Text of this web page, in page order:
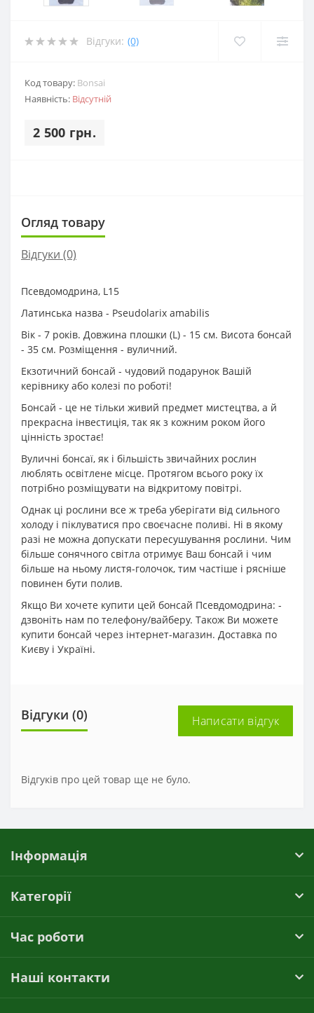
Відгуки: (0)
Код товару: Bonsai
Наявність: Відсутній
2 500 грн.
Огляд товару
Відгуки (0)
Псевдомодрина, L15
Латинська назва - Pseudolarix amabilis
Вік - 7 років. Довжина плошки (L) - 15 см. Висота бонсай
- 35 см. Розміщення - вуличний.
Екзотичний бонсай - чудовий подарунок Вашій
керівнику або колезі по роботі!
Бонсай - це не тільки живий предмет мистецтва, а й
прекрасна інвестиція, так як з кожним роком його
цінність зростає!
Вуличні бонсаї, як і більшість звичайних рослин
люблять освітлене місце. Протягом всього року їх
потрібно розміщувати на відкритому повітрі.
Однак ці рослини все ж треба уберігати від сильного
холоду і піклуватися про своєчасне поливі. Ні в якому
разі не можна допускати пересушування рослини. Чим
більше сонячного світла отримує Ваш бонсай і чим
більше на ньому листя-голочок, тим частіше і рясніше
повинен бути полив.
Якщо Ви хочете купити цей бонсай Псевдомодрина: -
дзвоніть нам по телефону/вайберу. Також Ви можете
купити бонсай через інтернет-магазин. Доставка по
Києву і Україні.
Відгуки (0) Написати відгук
Відгуків про цей товар ще не було.
Інформація
Категорії
Час роботи
Наші контакти